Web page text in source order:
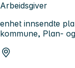
Arbeidsgiver
enhet innsendte
kommune, Plan-